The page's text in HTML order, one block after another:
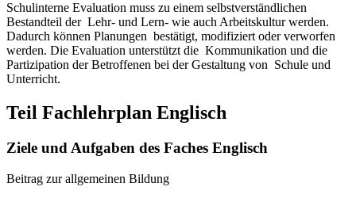
Schulinterne Evaluation muss zu einem selbstverständlichen
Bestandteil der Lehr- und Lern- wie auch Arbeitskultur werden.
Dadurch können Planungen bestätigt, modifiziert oder verworfen
werden. Die Evaluation unterstützt die Kommunikation und die
Partizipation der Betroffenen bei der Gestaltung von Schule und
Unterricht.
Teil Fachlehrplan Englisch
Ziele und Aufgaben des Faches Englisch
Beitrag zur allgemeinen Bildung